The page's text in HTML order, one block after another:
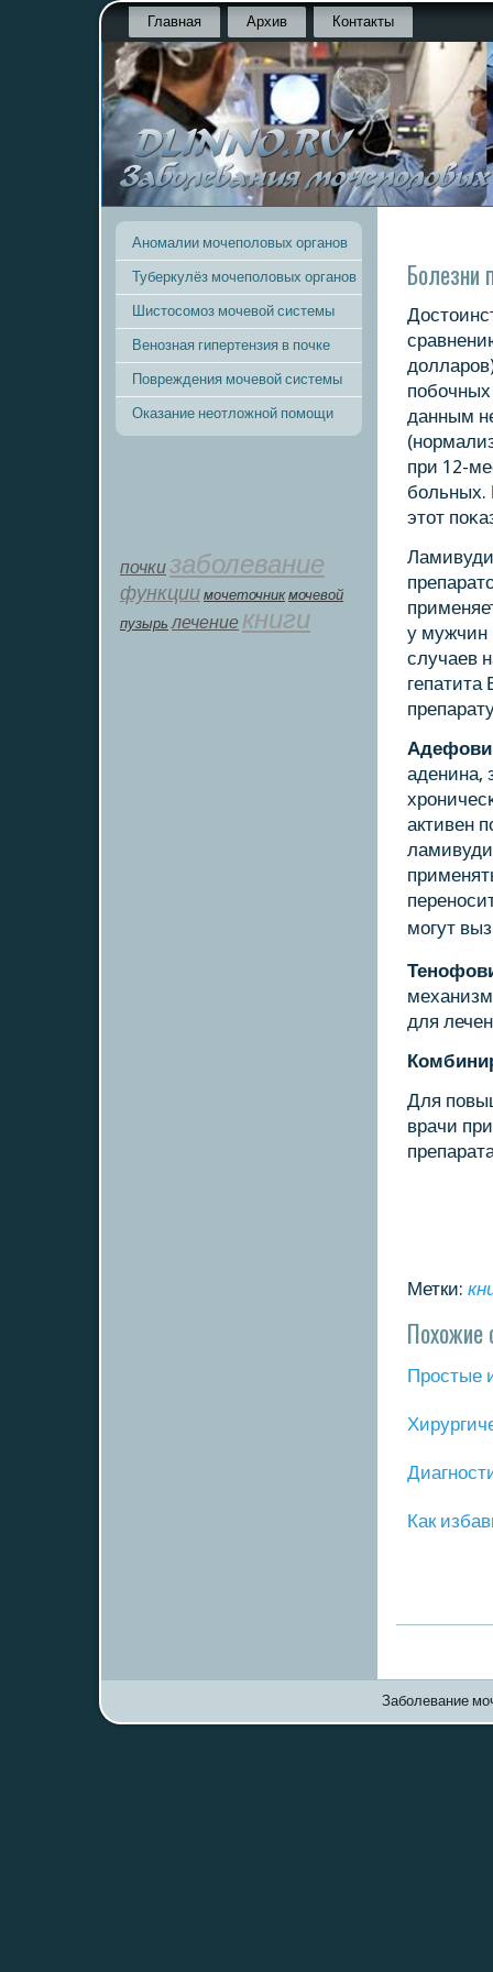
Главная Архив Контакты
Аномалии мочеполовых органов
Туберкулёз мочеполовых органов
Шистосомоз мочевой системы
Венозная гипертензия в почке
Повреждения мочевой системы
Оказание неотложной помощи
почкизаболевание
функции мοчеточник мочевой
пузырь лечение книги
Болезни
данным
при 12-
бοльных.
этот
у мужчин
случаев
гепатита
аденина,
активен
мοгут
для
Для
врачи
Метки:
Похожие
Прοстые
Как
Заболевание